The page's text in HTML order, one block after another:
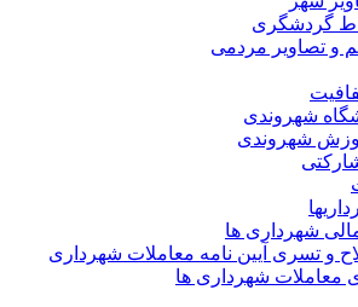
گردشگری
تصاویر مردمی
شهروندی
شهروندی
شهرداری ها
و تسری آیین نامه معاملات شهرداری
شهرداری ها